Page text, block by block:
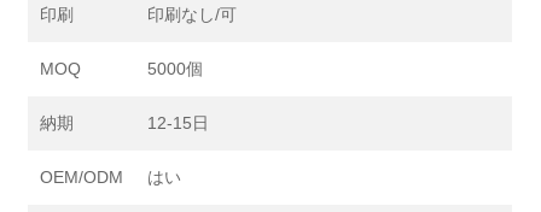
印刷 印刷なし/可
MOQ 5000個
納期 12-15日
OEM/ODM はい